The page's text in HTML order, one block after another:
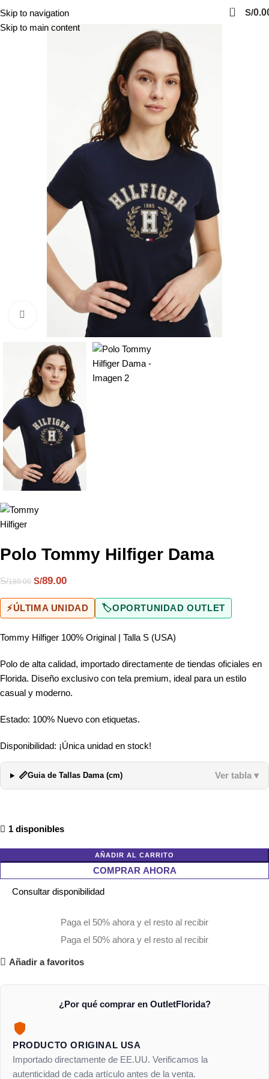
Skip to navigation
Skip to main content
0
S/
Click to enlarge
Polo Tommy Hilfiger Dama
S/189.00 S/89.00
⚡ÚLTIMA UNIDAD 🏷️OPORTUNIDAD OUTLET
Tommy Hilfiger 100% Original | Talla S (USA)
Polo de alta calidad, importado directamente de tiendas oficiales en
Florida. Diseño exclusivo con tela premium, ideal para un estilo
casual y moderno.
Estado: 100% Nuevo con etiquetas.
Disponibilidad: ¡Única unidad en stock!
📏Guia de Tallas Dama (cm) Ver tabla ▾
1 disponibles
AÑADIR AL CARRITO
COMPRAR AHORA
Consultar disponibilidad
Paga el 50% ahora y el resto al recibir
Paga el 50% ahora y el resto al recibir
Añadir a favoritos
¿Por qué comprar en OutletFlorida?
PRODUCTO ORIGINAL USA
Importado directamente de EE.UU. Verificamos la
autenticidad de cada artículo antes de la venta.